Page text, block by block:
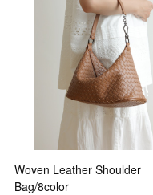
Woven Leather Shoulder
Bag/8color